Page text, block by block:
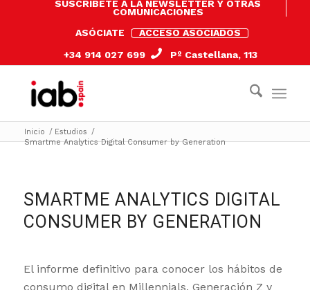
SUSCRÍBETE A LA NEWSLETTER Y OTRAS
COMUNICACIONES
ASÓCIATE
ACCESO ASOCIADOS
+34 914 027 699
Pº Castellana, 113
Inicio / Estudios /
Smartme Analytics Digital Consumer by Generation
SMARTME ANALYTICS DIGITAL
CONSUMER BY GENERATION
El informe definitivo para conocer los hábitos de
consumo digital en Millennials, Generación Z y